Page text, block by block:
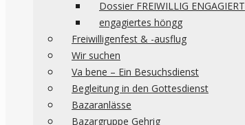
Dossier FREIWILLIG ENGAGIERT
engagiertes höngg
Freiwilligenfest & -ausflug
Wir suchen
Va bene – Ein Besuchsdienst
Begleitung in den Gottesdienst
Bazaranlässe
Bazargruppe Gehrig